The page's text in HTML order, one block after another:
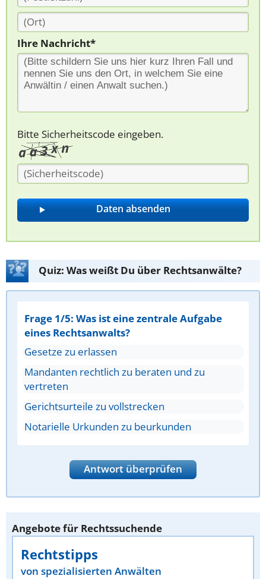
Ihre Nachricht*
Bitte Sicherheitscode eingeben.
Quiz: Was weißt Du über Rechtsanwälte?
Frage 1/5: Was ist eine zentrale Aufgabe
eines Rechtsanwalts?
Gesetze zu erlassen
Mandanten rechtlich zu beraten und zu
vertreten
Gerichtsurteile zu vollstrecken
Notarielle Urkunden zu beurkunden
Antwort überprüfen
Angebote für Rechtssuchende
Rechtstipps
von spezialisierten Anwälten